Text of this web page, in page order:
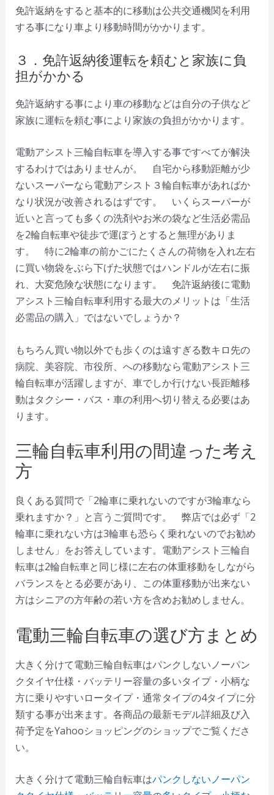
免許返納をすると基本的に移動は公共交通機関を利用
する事になり車より移動時間がかかります。
３．免許返納後運転を頼むと家族に負
担がかかる
免許返納する事により車の移動などは自分の子供など
家族に運転を頼む事により家族の負担がかかります。
電動アシスト三輪自転車を導入する事ですべてが解決
するわけではありませんが。 自宅から移動距離が少
ないスーパーなら電動アシスト３輪自転車があればか
なり状況が改善されるはずです。 いくらスーパーが
近いと言っても多くの洗剤やお米の袋など生活必需品
を2輪自転車や徒歩で運ぼうとすると無理がありま
す。 特に2輪車の前かごにたくさんの荷物を入れ左右
に買い物袋をぶら下げた状態ではハンドルが左右に振
れ、大変危険な状態になります。 免許返納後に電動
アシスト三輪自転車利用する最大のメリットは「生活
必需品の購入」ではないでしょうか？
もちろん買い物以外でも歩くのは遠すぎる数キロ先の
病院、美容院、市役所、への移動なら電動アシスト三
輪自転車が活躍しますが、車でしか行けない長距離移
動はタクシー・バス・車の利用へ切り替える必要はあ
ります。
三輪自転車利用の間違った考え
方
良くある質問で「2輪車に乗れないのですが3輪車なら
乗れますか？」と言うご質問です。 弊店では必ず「2
輪車に乗れない方は3輪車も恐らく乗れないのでお勧め
しません」をお答えしています。電動アシスト三輪自
転車は2輪自転車と同じ様に左右の体重移動をしながら
バランスをとる必要があり、この体重移動が出来ない
方はシニアの方年齢の若い方を含めお勧めしません。
電動三輪自転車の選び方まとめ
大きく分けて電動三輪自転車はパンクしないノーパン
クタイヤ仕様・バッテリー容量の多いタイプ・小柄な
方に乗りやすいロータイプ・通常タイプの4タイプに分
類する事が出来ます。各商品の最新モデル詳細及び入
荷予定をYahooショッピングのショップでご覧くださ
い。
大きく分けて電動三輪自転車はパンクしないノーパン